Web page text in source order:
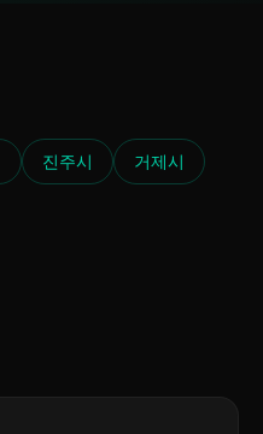
진주시 거제시